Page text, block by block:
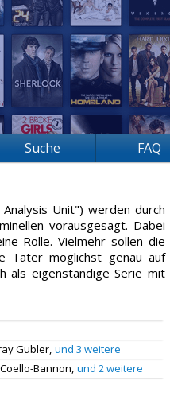
Suche FAQ
Unit") werden durch
vorausgesagt. Dabei
Rolle. Vielmehr sollen die
Täter möglichst genau auf
als eigenständige Serie mit
Gubler, und 3 weitere
Bannon, und 2 weitere